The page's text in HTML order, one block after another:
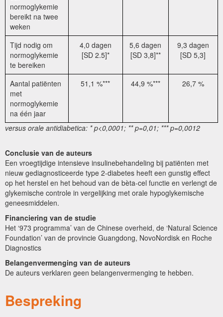
normoglykemie
bereikt na twee
weken
Tijd nodig om
normoglykemie
te bereiken
4,0 dagen
[SD 2.5]*
5,6 dagen
[SD 3,8]**
9,3 dagen
[SD 5,3]
Aantal patiënten
met
normoglykemie
na één jaar
51,1 %*** 44,9 %*** 26,7 %
versus orale antidiabetica: * p<0,0001; ** p=0,01; *** p=0,0012
Conclusie van de auteurs
Een vroegtijdige intensieve insulinebehandeling bij patiënten met
nieuw gediagnosticeerde type 2-diabetes heeft een gunstig effect
op het herstel en het behoud van de bèta-cel functie en verlengt de
glykemische controle in vergelijking met orale hypoglykemische
geneesmiddelen.
Financiering van de studie
Het ‘973 programma’ van de Chinese overheid, de ‘Natural Science
Foundation’ van de provincie Guangdong, NovoNordisk en Roche
Diagnostics
Belangenvermenging van de auteurs
De auteurs verklaren geen belangenvermenging te hebben.
Bespreking